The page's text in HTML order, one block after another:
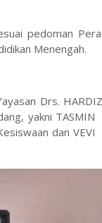
pedoman
Menengah.
Drs.
yakni
dan